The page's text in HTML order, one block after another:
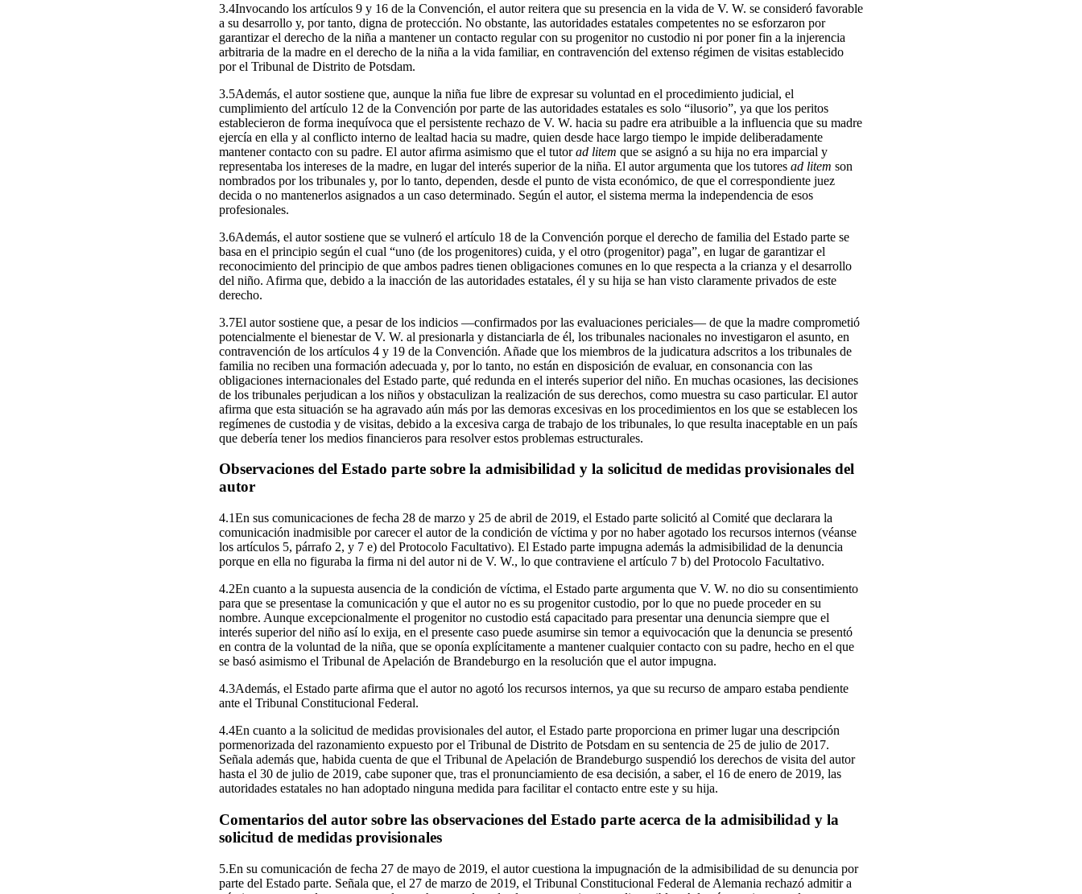
3.4Invocando los artículos 9 y 16 de la Convención, el autor reitera que su presencia en la vida de V. W. se consideró favorable
a su desarrollo y, por tanto, digna de protección. No obstante, las autoridades estatales competentes no se esforzaron por
garantizar el derecho de la niña a mantener un contacto regular con su progenitor no custodio ni por poner fin a la injerencia
arbitraria de la madre en el derecho de la niña a la vida familiar, en contravención del extenso régimen de visitas establecido
por el Tribunal de Distrito de Potsdam.
3.5Además, el autor sostiene que, aunque la niña fue libre de expresar su voluntad en el procedimiento judicial, el
cumplimiento del artículo 12 de la Convención por parte de las autoridades estatales es solo “ilusorio”, ya que los peritos
establecieron de forma inequívoca que el persistente rechazo de V. W. hacia su padre era atribuible a la influencia que su madre
ejercía en ella y al conflicto interno de lealtad hacia su madre, quien desde hace largo tiempo le impide deliberadamente
mantener contacto con su padre. El autor afirma asimismo que el tutorad litem que se asignó a su hija no era imparcial y
representaba los intereses de la madre, en lugar del interés superior de la niña. El autor argumenta que los tutores ad litem son
nombrados por los tribunales y, por lo tanto, dependen, desde el punto de vista económico, de que el correspondiente juez
decida o no mantenerlos asignados a un caso determinado. Según el autor, el sistema merma la independencia de esos
profesionales.
3.6Además, el autor sostiene que se vulneró el artículo 18 de la Convención porque el derecho de familia del Estado parte se
basa en el principio según el cual “uno (de los progenitores) cuida, y el otro (progenitor) paga”, en lugar de garantizar el
reconocimiento del principio de que ambos padres tienen obligaciones comunes en lo que respecta a la crianza y el desarrollo
del niño. Afirma que, debido a la inacción de las autoridades estatales, él y su hija se han visto claramente privados de este
derecho.
3.7El autor sostiene que, a pesar de los indicios —confirmados por las evaluaciones periciales— de que la madre comprometió
potencialmente el bienestar de V. W. al presionarla y distanciarla de él, los tribunales nacionales no investigaron el asunto, en
contravención de los artículos 4 y 19 de la Convención. Añade que los miembros de la judicatura adscritos a los tribunales de
familia no reciben una formación adecuada y, por lo tanto, no están en disposición de evaluar, en consonancia con las
obligaciones internacionales del Estado parte, qué redunda en el interés superior del niño. En muchas ocasiones, las decisiones
de los tribunales perjudican a los niños y obstaculizan la realización de sus derechos, como muestra su caso particular. El autor
afirma que esta situación se ha agravado aún más por las demoras excesivas en los procedimientos en los que se establecen los
regímenes de custodia y de visitas, debido a la excesiva carga de trabajo de los tribunales, lo que resulta inaceptable en un país
que debería tener los medios financieros para resolver estos problemas estructurales.
Observaciones del Estado parte sobre la admisibilidad y la solicitud de medidas provisionales del
autor
4.1En sus comunicaciones de fecha 28 de marzo y 25 de abril de 2019, el Estado parte solicitó al Comité que declarara la
comunicación inadmisible por carecer el autor de la condición de víctima y por no haber agotado los recursos internos (véanse
los artículos 5, párrafo 2, y 7 e) del Protocolo Facultativo). El Estado parte impugna además la admisibilidad de la denuncia
porque en ella no figuraba la firma ni del autor ni de V. W., lo que contraviene el artículo 7 b) del Protocolo Facultativo.
4.2En cuanto a la supuesta ausencia de la condición de víctima, el Estado parte argumenta que V. W. no dio su consentimiento
para que se presentase la comunicación y que el autor no es su progenitor custodio, por lo que no puede proceder en su
nombre. Aunque excepcionalmente el progenitor no custodio está capacitado para presentar una denuncia siempre que el
interés superior del niño así lo exija, en el presente caso puede asumirse sin temor a equivocación que la denuncia se presentó
en contra de la voluntad de la niña, que se oponía explícitamente a mantener cualquier contacto con su padre, hecho en el que
se basó asimismo el Tribunal de Apelación de Brandeburgo en la resolución que el autor impugna.
4.3Además, el Estado parte afirma que el autor no agotó los recursos internos, ya que su recurso de amparo estaba pendiente
ante el Tribunal Constitucional Federal.
4.4En cuanto a la solicitud de medidas provisionales del autor, el Estado parte proporciona en primer lugar una descripción
pormenorizada del razonamiento expuesto por el Tribunal de Distrito de Potsdam en su sentencia de 25 de julio de 2017.
Señala además que, habida cuenta de que el Tribunal de Apelación de Brandeburgo suspendió los derechos de visita del autor
hasta el 30 de julio de 2019, cabe suponer que, tras el pronunciamiento de esa decisión, a saber, el 16 de enero de 2019, las
autoridades estatales no han adoptado ninguna medida para facilitar el contacto entre este y su hija.
Comentarios del autor sobre las observaciones del Estado parte acerca de la admisibilidad y la
solicitud de medidas provisionales
5.En su comunicación de fecha 27 de mayo de 2019, el autor cuestiona la impugnación de la admisibilidad de su denuncia por
parte del Estado parte. Señala que, el 27 de marzo de 2019, el Tribunal Constitucional Federal de Alemania rechazó admitir a